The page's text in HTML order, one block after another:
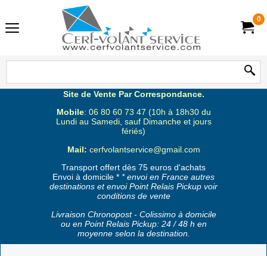
0
Site de Vente Par Correspondance.
Mobile: 06 80 60 73 47 (10h à 18h30 du
Lundi au Samedi, sauf Dimanche et jours
fériés)
Mail: cerfvolantservice@gmail.com
Transport offert dès 75 euros d'achats
Envoi à domicile * * envoi en France autres
destinations et envoi Point Relais Pickup voir
conditions de vente
Livraison Chronopost - Colissimo à domicile
ou en Point Relais Pickup: 24 / 48 h en
moyenne selon la destination.